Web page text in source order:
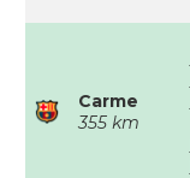
Carme
355 km